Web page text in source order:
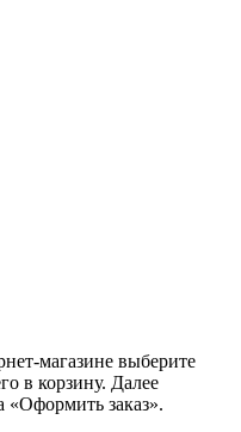
магазине выберите
в корзину. Далее
«Оформить заказ».